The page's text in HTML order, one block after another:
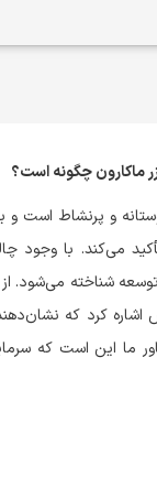
ماکارون چگونه است؟
و پرنشاط است و
می‌کند. با وجود
شناخته می‌شود.
کرد که
ما این است که